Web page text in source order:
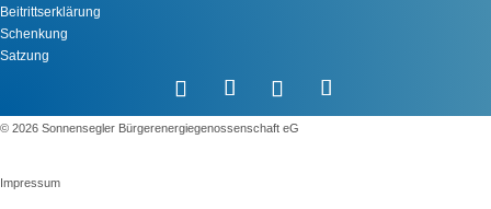
Beitrittserklärung
Schenkung
Satzung
©️ 2026 Sonnensegler Bürgerenergiegenossenschaft eG
Impressum